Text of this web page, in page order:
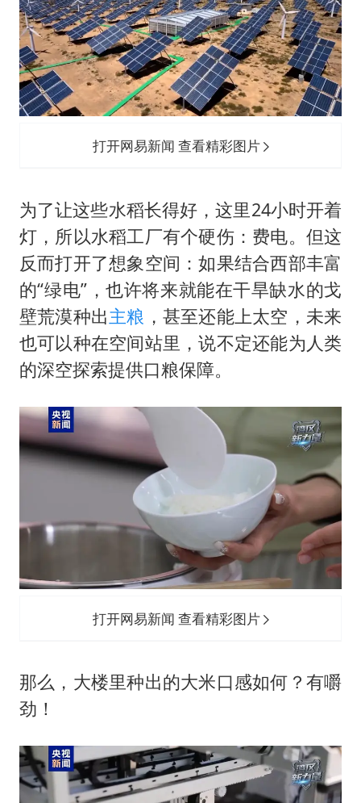
打开网易新闻 查看精彩图片
为了让这些水稻长得好，这里24小时开着
灯，所以水稻工厂有个硬伤：费电。但这
反而打开了想象空间：如果结合西部丰富
的“绿电”，也许将来就能在干旱缺水的戈
壁荒漠种出主粮 ，甚至还能上太空，未来
也可以种在空间站里，说不定还能为人类
的深空探索提供口粮保障。
打开网易新闻 查看精彩图片
那么，大楼里种出的大米口感如何？有嚼
劲！